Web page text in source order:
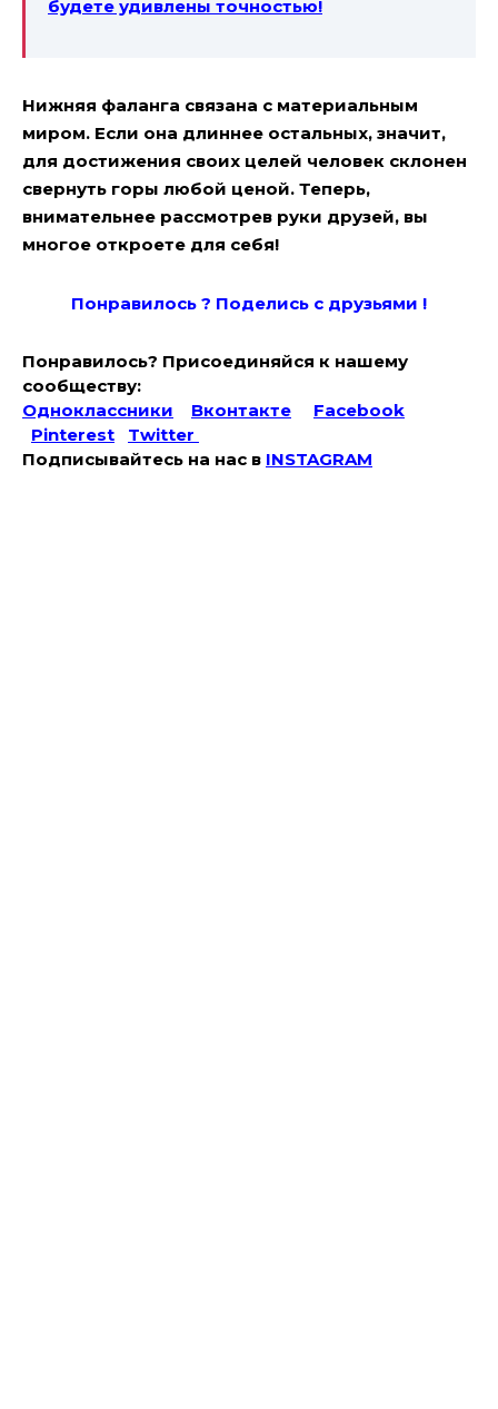
будете удивлены точностью!
Нижняя фаланга связана с материальным
миром. Если она длиннее остальных, значит,
для достижения своих целей человек склонен
свернуть горы любой ценой. Теперь,
внимательнее рассмотрев руки друзей, вы
многое откроете для себя!
Понравилось ? Поделись с друзьями !
Понравилось? Присоединяйся к нашему
сообществу:
Одноклассники
Вконтакте
Facebook
Pinterest
Twitter
Подписывайтесь на наc в INSTAGRAM